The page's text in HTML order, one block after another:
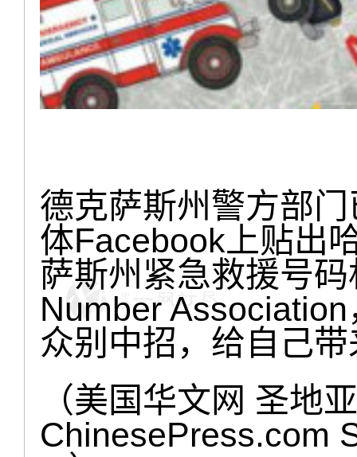
德克萨斯州警方部
体Facebook上贴出
萨斯州紧急救援号
Number
众别中招，给自己
（美国华文网 圣地
ChinesePress.com